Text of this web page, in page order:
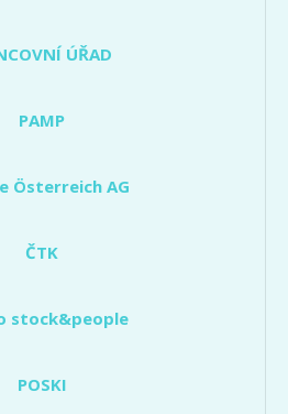
ÚŘAD
PAMP
Österreich AG
ČTK
stock&people
POSKI